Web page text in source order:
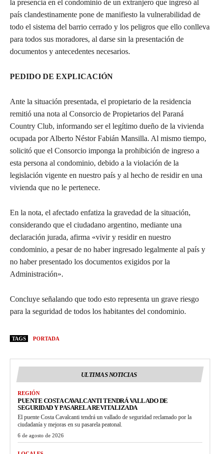
la presencia en el condominio de un extranjero que ingresó al
país clandestinamente pone de manifiesto la vulnerabilidad de
todo el sistema del barrio cerrado y los peligros que ello conlleva
para todos sus moradores, al darse sin la presentación de
documentos y antecedentes necesarios.
PEDIDO DE EXPLICACIÓN
Ante la situación presentada, el propietario de la residencia
remitió una nota al Consorcio de Propietarios del Paraná
Country Club, informando ser el legítimo dueño de la vivienda
ocupada por Alberto Néstor Fabián Mansilla. Al mismo tiempo,
solicitó que el Consorcio imponga la prohibición de ingreso a
esta persona al condominio, debido a la violación de la
legislación vigente en nuestro país y al hecho de residir en una
vivienda que no le pertenece.
En la nota, el afectado enfatiza la gravedad de la situación,
considerando que el ciudadano argentino, mediante una
declaración jurada, afirma «vivir y residir en nuestro
condominio, a pesar de no haber ingresado legalmente al país y
no haber presentado los documentos exigidos por la
Administración».
Concluye señalando que todo esto representa un grave riesgo
para la seguridad de todos los habitantes del condominio.
TAGS PORTADA
ULTIMAS NOTICIAS
REGIÓN
PUENTE COSTA CAVALCANTI TENDRÁ VALLADO DE
SEGURIDAD Y PASARELA REVITALIZADA
El puente Costa Cavalcanti tendrá un vallado de seguridad reclamado por la
ciudadanía y mejoras en su pasarela peatonal.
6 de agosto de 2026